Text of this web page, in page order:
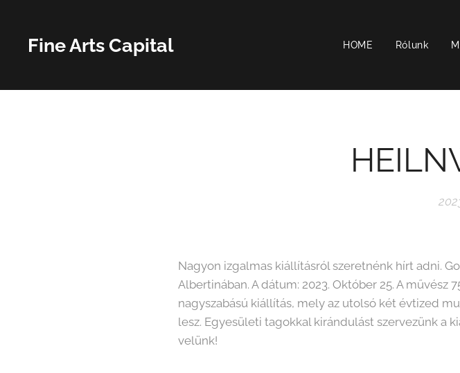
Fine Arts Capital HOME Rólunk
Nagyon izgalmas kiállításról szeretnénk hírt adni.
Albertinában. A dátum: 2023. Október 25. A
nagyszabású kiállítás, mely az utolsó két évtized
lesz. Egyesületi tagokkal kirándulást szervezünk a
velünk!